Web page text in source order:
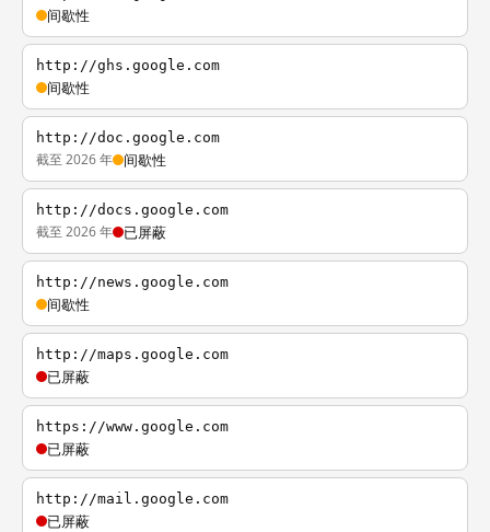
间歇性
http://ghs.google.com
间歇性
http://doc.google.com
截至 2026 年 间歇性
http://docs.google.com
截至 2026 年 已屏蔽
http://news.google.com
间歇性
http://maps.google.com
已屏蔽
https://www.google.com
已屏蔽
http://mail.google.com
已屏蔽